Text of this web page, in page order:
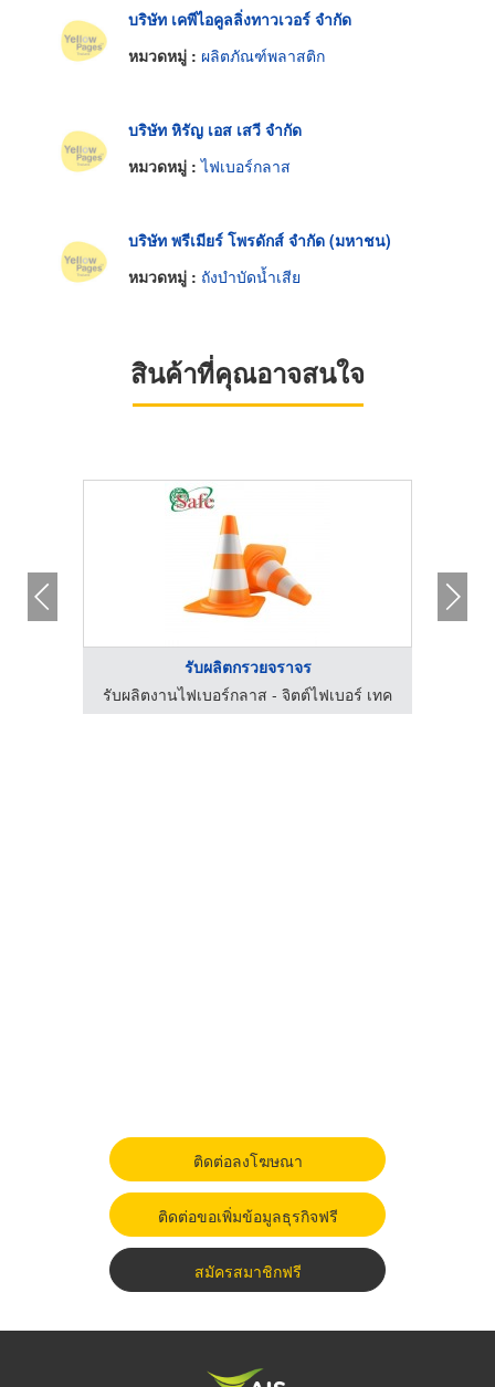
บริษัท เคพีไอคูลลิ่งทาวเวอร์ จำกัด
หมวดหมู่ : ผลิตภัณฑ์พลาสติก
บริษัท หิรัญ เอส เสวี จำกัด
หมวดหมู่ :ไฟเบอร์กลาส
บริษัท พรีเมียร์ โพรดักส์ จำกัด (มหาชน)
หมวดหมู่ : ถังบำบัดน้ำเสีย
สินค้าที่คุณอาจสนใจ
รับผลิตกรวยจราจร
รับผลิตงานไฟเบอร์กลาส - จิตต์ไฟเบอร์ เทค
ติดต่อลงโฆษณา
ติดต่อขอเพิ่มข้อมูลธุรกิจฟรี
สมัครสมาชิกฟรี